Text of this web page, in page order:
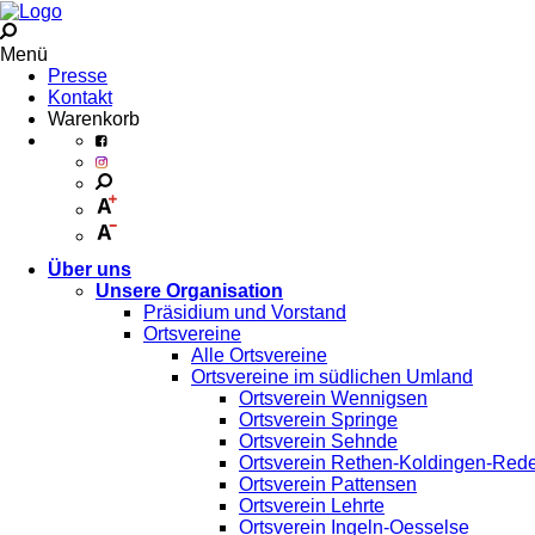
Menü
Presse
Kontakt
Warenkorb
Über uns
Unsere Organisation
Präsidium und Vorstand
Ortsvereine
Alle Ortsvereine
Ortsvereine im südlichen Umland
Ortsverein Wennigsen
Ortsverein Springe
Ortsverein Sehnde
Ortsverein Rethen-Koldingen-
Ortsverein Pattensen
Ortsverein Lehrte
Ortsverein Ingeln-Oesselse